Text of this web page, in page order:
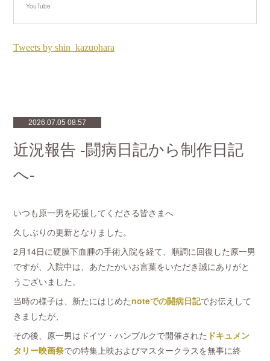
YouTube
2026.07.05 08:57
近況報告 -闘病日記から制作日記
へ-
いつも原一男を応援してくださる皆さまへ
久しぶりの更新となりました。
2月14日に硬膜下血腫の手術入院を経て、順調に回復した原一男
ですが、入院中は、あたたかいお言葉をいただき誠にありがと
うございました。
当時の様子は、新たにはじめたnoteでの闘病日記でお伝えして
きましたが、
その後、原一男はドイツ・ハンブルクで開催された ドキュメン
タリー映画祭での特集上映およびマスタークラスを無事に終